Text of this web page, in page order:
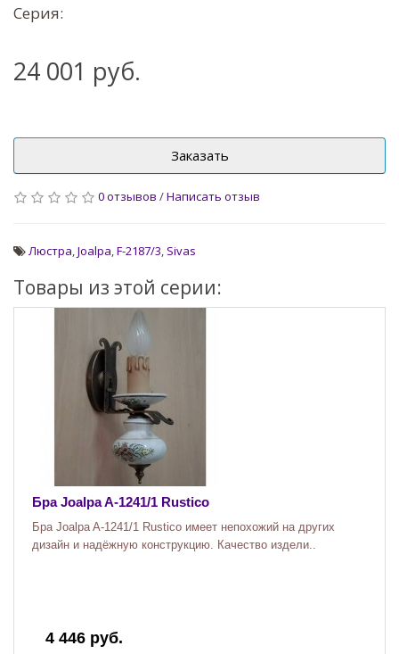
Серия:
24 001 руб.
Заказать
0 отзывов /Написать отзыв
Люстра,Joalpa,F-2187/3, Sivas
Товары из этой серии:
Бра Joalpa A-1241/1 Rustico
Бра Joalpa A-1241/1 Rustico имеет непохожий на других
дизайн и надёжную конструкцию. Качество издели..
4 446 руб.